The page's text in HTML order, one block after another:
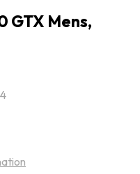
GTX Mens,